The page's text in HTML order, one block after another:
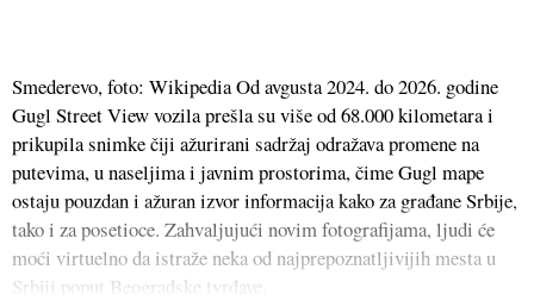
Smederevo, foto: Wikipedia Od avgusta 2024. do 2026. godine
Gugl Street View vozila prešla su više od 68.000 kilometara i
prikupila snimke čiji ažurirani sadržaj odražava promene na
putevima, u naseljima i javnim prostorima, čime Gugl mape
ostaju pouzdan i ažuran izvor informacija kako za građane Srbije,
tako i za posetioce. Zahvaljujući novim fotografijama, ljudi će
moći virtuelno da istraže neka od najprepoznatljivijih mesta u
Srbiji poput Beogradske tvrđave,